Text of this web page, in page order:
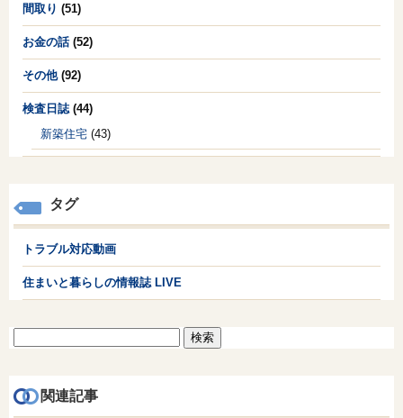
間取り (51)
お金の話(52)
その他(92)
検査日誌 (44)
新築住宅 (43)
タグ
トラブル対応動画
住まいと暮らしの情報誌 LIVE
索:
関連記事